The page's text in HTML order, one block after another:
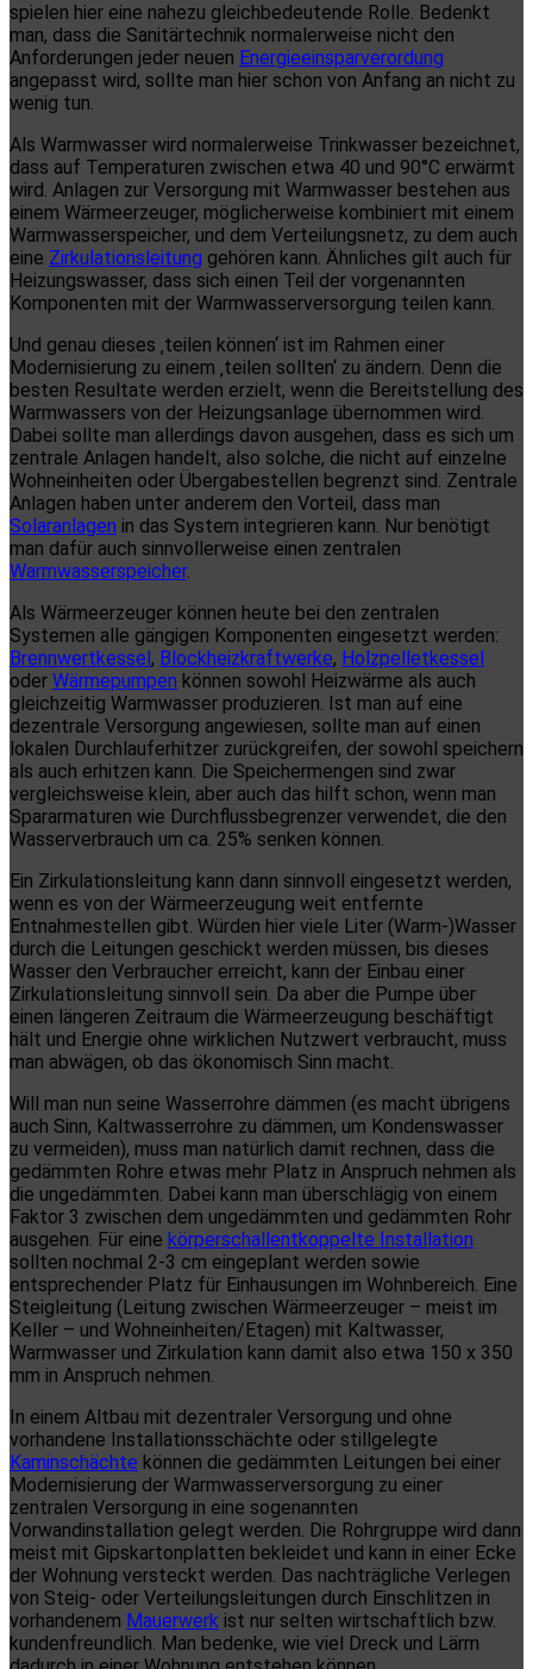
spielen hier eine nahezu gleichbedeutende Rolle. Bedenkt
man, dass die Sanitärtechnik normalerweise nicht den
Anforderungen jeder neuen Energieeinsparverordung
angepasst wird, sollte man hier schon von Anfang an nicht zu
wenig tun.
Als Warmwasser wird normalerweise Trinkwasser bezeichnet,
dass auf Temperaturen zwischen etwa 40 und 90°C erwärmt
wird. Anlagen zur Versorgung mit Warmwasser bestehen aus
einem Wärmeerzeuger, möglicherweise kombiniert mit einem
Warmwasserspeicher, und dem Verteilungsnetz, zu dem auch
eine Zirkulationsleitung gehören kann. Ähnliches gilt auch für
Heizungswasser, dass sich einen Teil der vorgenannten
Komponenten mit der Warmwasserversorgung teilen kann.
Und genau dieses ‚teilen können‘ ist im Rahmen einer
Modernisierung zu einem ‚teilen sollten‘ zu ändern. Denn die
besten Resultate werden erzielt, wenn die Bereitstellung des
Warmwassers von der Heizungsanlage übernommen wird.
Dabei sollte man allerdings davon ausgehen, dass es sich um
zentrale Anlagen handelt, also solche, die nicht auf einzelne
Wohneinheiten oder Übergabestellen begrenzt sind. Zentrale
Anlagen haben unter anderem den Vorteil, dass man
Solaranlagen in das System integrieren kann. Nur benötigt
man dafür auch sinnvollerweise einen zentralen
Warmwasserspeicher.
Als Wärmeerzeuger können heute bei den zentralen
Systemen alle gängigen Komponenten eingesetzt werden:
Brennwertkessel, Blockheizkraftwerke, Holzpelletkessel
oder Wärmepumpen können sowohl Heizwärme als auch
gleichzeitig Warmwasser produzieren. Ist man auf eine
dezentrale Versorgung angewiesen, sollte man auf einen
lokalen Durchlauferhitzer zurückgreifen, der sowohl speichern
als auch erhitzen kann. Die Speichermengen sind zwar
vergleichsweise klein, aber auch das hilft schon, wenn man
Spararmaturen wie Durchflussbegrenzer verwendet, die den
Wasserverbrauch um ca. 25% senken können.
Ein Zirkulationsleitung kann dann sinnvoll eingesetzt werden,
wenn es von der Wärmeerzeugung weit entfernte
Entnahmestellen gibt. Würden hier viele Liter (Warm-)Wasser
durch die Leitungen geschickt werden müssen, bis dieses
Wasser den Verbraucher erreicht, kann der Einbau einer
Zirkulationsleitung sinnvoll sein. Da aber die Pumpe über
einen längeren Zeitraum die Wärmeerzeugung beschäftigt
hält und Energie ohne wirklichen Nutzwert verbraucht, muss
man abwägen, ob das ökonomisch Sinn macht.
Will man nun seine Wasserrohre dämmen (es macht übrigens
auch Sinn, Kaltwasserrohre zu dämmen, um Kondenswasser
zu vermeiden), muss man natürlich damit rechnen, dass die
gedämmten Rohre etwas mehr Platz in Anspruch nehmen als
die ungedämmten. Dabei kann man überschlägig von einem
Faktor 3 zwischen dem ungedämmten und gedämmten Rohr
ausgehen. Für eine körperschallentkoppelte Installation
sollten nochmal 2-3 cm eingeplant werden sowie
entsprechender Platz für Einhausungen im Wohnbereich. Eine
Steigleitung (Leitung zwischen Wärmeerzeuger – meist im
Keller – und Wohneinheiten/Etagen) mit Kaltwasser,
Warmwasser und Zirkulation kann damit also etwa 150 x 350
mm in Anspruch nehmen.
In einem Altbau mit dezentraler Versorgung und ohne
vorhandene Installationsschächte oder stillgelegte
Kaminschächte können die gedämmten Leitungen bei einer
Modernisierung der Warmwasserversorgung zu einer
zentralen Versorgung in eine sogenannten
Vorwandinstallation gelegt werden. Die Rohrgruppe wird dann
meist mit Gipskartonplatten bekleidet und kann in einer Ecke
der Wohnung versteckt werden. Das nachträgliche Verlegen
von Steig- oder Verteilungsleitungen durch Einschlitzen in
vorhandenem Mauerwerk ist nur selten wirtschaftlich bzw.
kundenfreundlich. Man bedenke, wie viel Dreck und Lärm